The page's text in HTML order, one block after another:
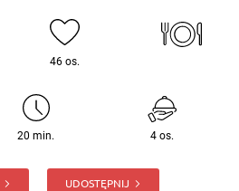
46 os.
20 min. 4 os.
UDOSTĘPNIJ